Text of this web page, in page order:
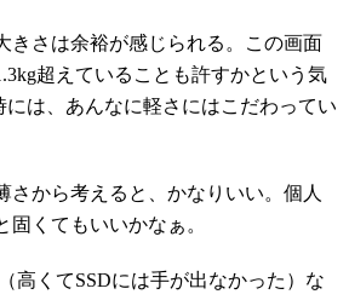
さは余裕が感じられる。この画面
超えていることも許すかという気
には、あんなに軽さにはこだわってい
から考えると、かなりいい。個人
くてもいいかなぁ。
高くてSSDには手が出なかった）な